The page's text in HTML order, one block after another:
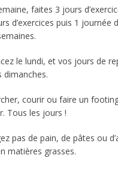
faites 3 jours
d’exercices puis 1 journée
le lundi, et vos jours de
dimanches.
courir ou faire un
Tous les jours !
pas de pain, de pâtes ou
matières grasses.